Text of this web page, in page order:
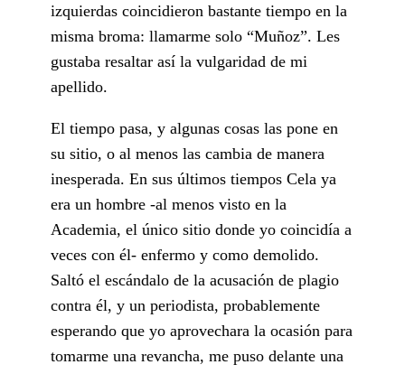
izquierdas coincidieron bastante tiempo en la
misma broma: llamarme solo “Muñoz”. Les
gustaba resaltar así la vulgaridad de mi
apellido.
El tiempo pasa, y algunas cosas las pone en
su sitio, o al menos las cambia de manera
inesperada. En sus últimos tiempos Cela ya
era un hombre -al menos visto en la
Academia, el único sitio donde yo coincidía a
veces con él- enfermo y como demolido.
Saltó el escándalo de la acusación de plagio
contra él, y un periodista, probablemente
esperando que yo aprovechara la ocasión para
tomarme una revancha, me puso delante una